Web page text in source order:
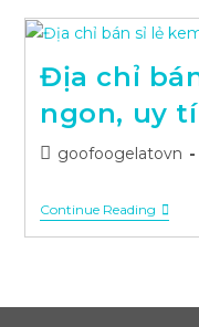
Địa chỉ
ngon, uy
Postgoofoogelatovn
Continue ReadingĐịa
Chỉ